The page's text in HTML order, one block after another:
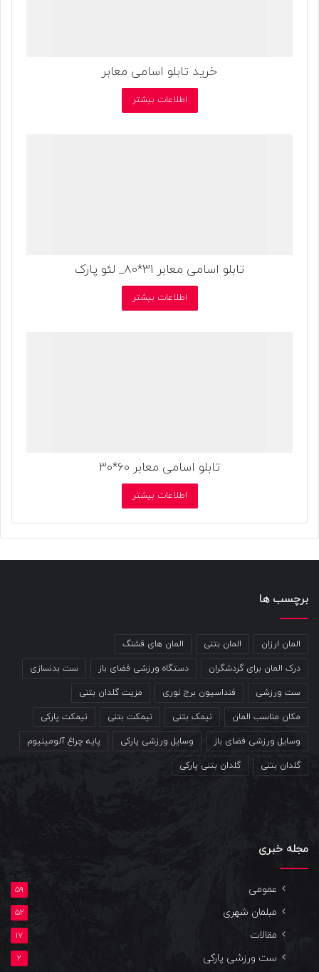
خرید تابلو اسامی معابر
اطلاعات بیشتر
تابلو اسامی معابر 31*80_ لئو پارک
اطلاعات بیشتر
تابلو اسامی معابر 60*30
اطلاعات بیشتر
برچسب ها
المان ارزان المان بتنی المان های قشنگ
درک المان برای گردشگران دستگاه ورزشی فضای باز ست بدنسازی
ست ورزشی فنداسیون برج نوری مزیت گلدان بتنی
مکان مناسب المان نیمک بتنی نیمکت بتنی نیمکت پارکی
وسایل ورزشی فضای باز وسایل ورزشی پارکی پایه چراغ آلومینیوم
گلدان بتنی گلدان بتنی پارکی
مجله خبری
عمومی 59
مبلمان شهری 52
مقالات 17
ست ورزشی پارکی 2